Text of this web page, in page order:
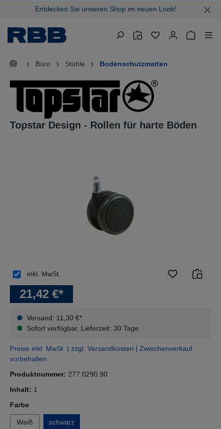
springenEntdecken Sie unseren Shop im neuen Look!
Büro Stühle Bodenschutzmatten
Topstar Design - Rollen für harte Böden
21,42 €*
Versand: 11,30 €*
Sofort verfügbar, Lieferzeit: 30 Tage
inkl. MwSt.
Preise inkl. MwSt. | zzgl. Versandkosten | Zwischenverkauf
vorbehalten
Produktnummer: 277.0290.90
Inhalt: 1
Farbeauswählen
Weiß schwarz